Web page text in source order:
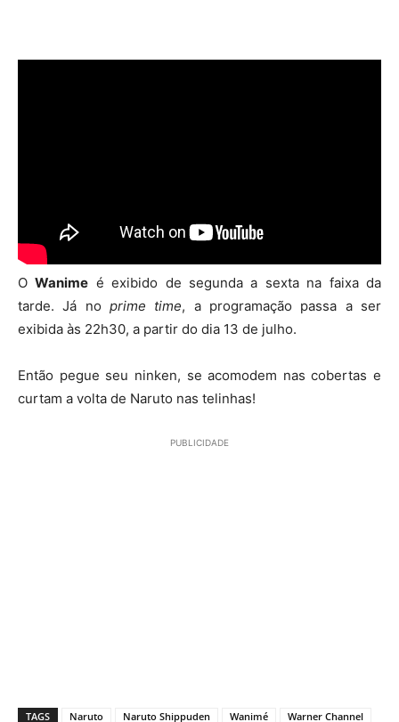
OWanime é exibido de segunda a sexta na faixa da
tarde. Já no prime time, a programação passa a ser
exibida às 22h30, a partir do dia 13 de julho.
Então pegue seu ninken, se acomodem nas cobertas e
curtam a volta de Naruto nas telinhas!
PUBLICIDADE
TAGS Naruto Naruto Shippuden Wanimé Warner Channel